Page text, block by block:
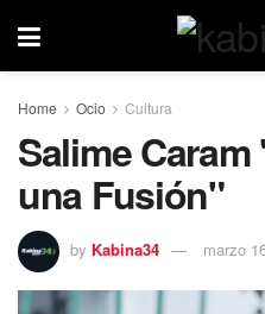
Home Ocio Cultura
Salime
una Fusión"
by Kabina34 marzo